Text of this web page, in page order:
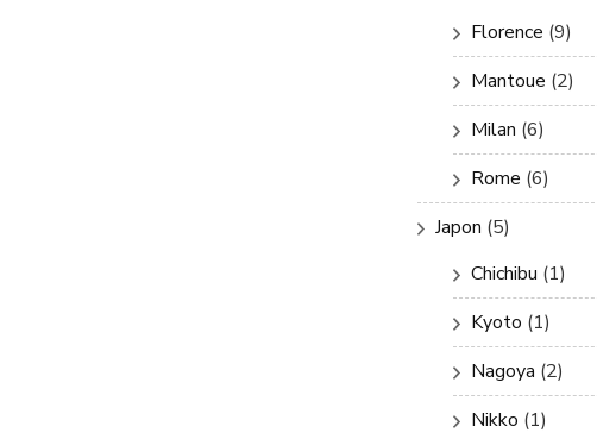
Florence (9)
Mantoue (2)
Milan (6)
Rome (6)
Japon (5)
Chichibu (1)
Kyoto (1)
Nagoya (2)
Nikko (1)